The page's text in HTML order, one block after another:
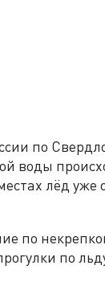
по
воды
лёд
по
по